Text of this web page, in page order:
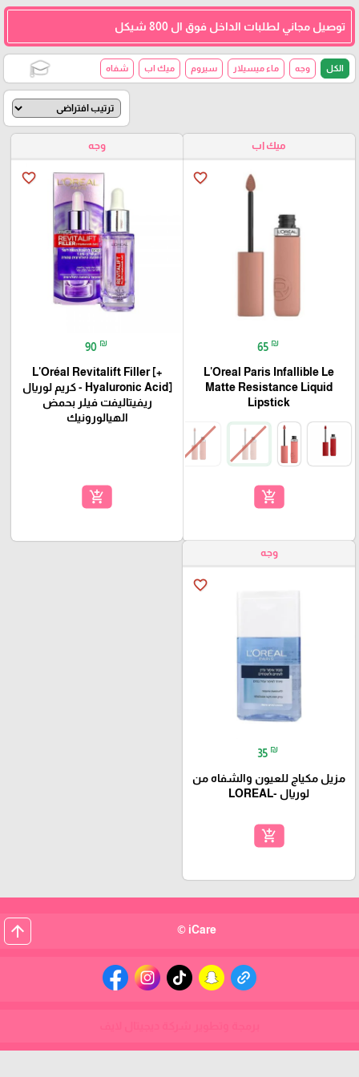
🎓
توصيل مجاني لطلبات الداخل فوق ال 800 شيكل
الكل وجه ماء ميسيلار سيروم ميك اب شفاه
ميك اب
favorite_border
65 ₪
L'Oreal Paris Infallible Le
Matte Resistance Liquid
Lipstick
add_shopping_cart
وجه
favorite_border
90 ₪
L'Oréal Revitalift Filler [+
Hyaluronic Acid] - كريم لوريال
ريفيتاليفت فيلر بحمض
الهيالورونيك
add_shopping_cart
وجه
favorite_border
35 ₪
مزيل مكياج للعيون والشفاه من
لوريال -LOREAL
add_shopping_cart
iCare ©
arrow_upward